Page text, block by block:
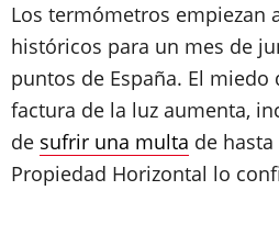
Los termómetros empiezan
históricos para un mes de
puntos de España. El miedo
factura de la luz aumenta,
de sufrir una multa de hasta
Propiedad Horizontal lo